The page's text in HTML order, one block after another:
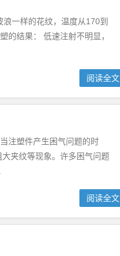
一样的花纹，温度从170到
的结果： 低速注射不明显，
阅读全文
注塑件产生困气问题的时
夹纹等现象。许多困气问题
阅读全文